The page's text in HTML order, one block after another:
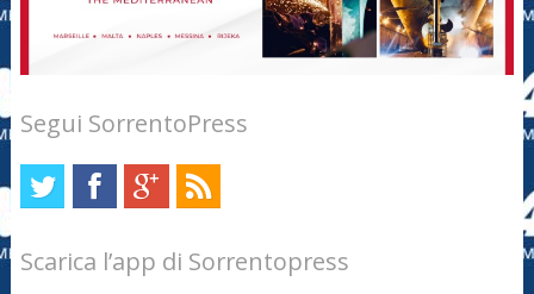
Segui SorrentoPress
Scarica l’app di Sorrentopress